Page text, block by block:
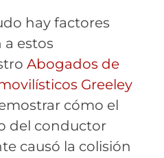
hay factores
estos
Abogados de
Greeley
cómo el
del conductor
causó la colisión